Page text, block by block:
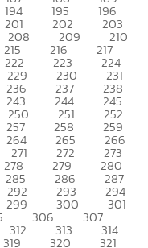
194 195 196
201 202 203
208 209 210
215 216 217
222 223 224
229 230 231
236 237 238
243 244 245
250 251 252
257 258 259
264 265 266
271 272 273
278 279 280
285 286 287
292 293 294
299 300 301
306 307
312 313 314
319 320 321